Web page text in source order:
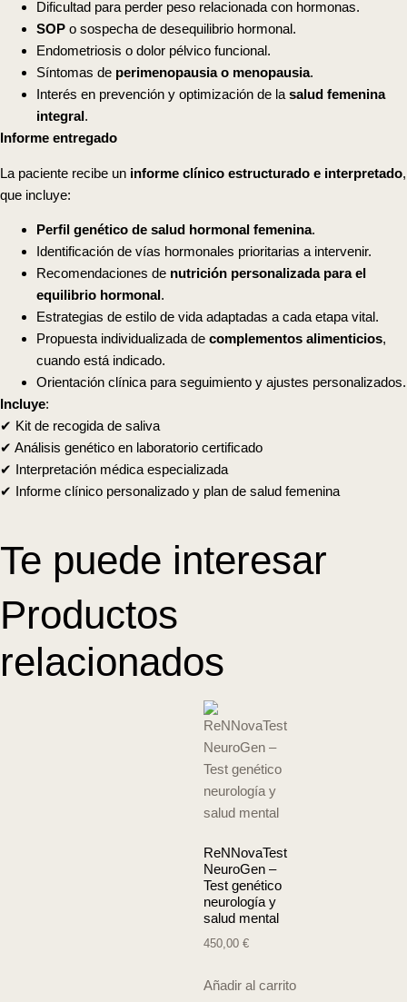
Dificultad para perder peso relacionada con hormonas.
SOP o sospecha de desequilibrio hormonal.
Endometriosis o dolor pélvico funcional.
Síntomas de perimenopausia o menopausia.
Interés en prevención y optimización de la salud femenina
integral.
Informe entregado
La paciente recibe un informe clínico estructurado e interpretado,
que incluye:
Perfil genético de salud hormonal femenina.
Identificación de vías hormonales prioritarias a intervenir.
Recomendaciones de nutrición personalizada para el
equilibrio hormonal.
Estrategias de estilo de vida adaptadas a cada etapa vital.
Propuesta individualizada de complementos alimenticios,
cuando está indicado.
Orientación clínica para seguimiento y ajustes personalizados.
Incluye:
✔ Kit de recogida de saliva
✔ Análisis genético en laboratorio certificado
✔ Interpretación médica especializada
✔ Informe clínico personalizado y plan de salud femenina
Te puede interesar
Productos
relacionados
ReNNovaTest
NeuroGen –
Test genético
neurología y
salud mental
450,00 €
Añadir al carrito